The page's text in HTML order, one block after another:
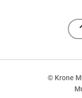
© Krone